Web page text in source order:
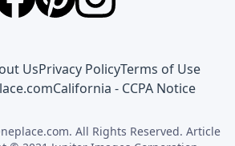
UsPrivacy PolicyTerms of Use
California - CCPA Notice
All Rights Reserved. Article